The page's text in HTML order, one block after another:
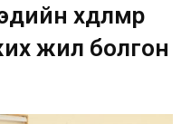
хөдөлмөр
жил болгон